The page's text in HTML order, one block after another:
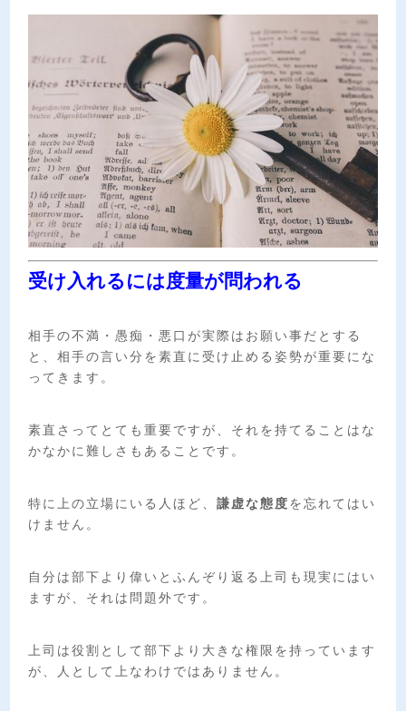
受け入れるには度量が問われる
相手の不満・愚痴・悪口が実際はお願い事だとする
と、相手の言い分を素直に受け止める姿勢が重要にな
ってきます。
素直さってとても重要ですが、それを持てることはな
かなかに難しさもあることです。
特に上の立場にいる人ほど、謙虚な態度 を忘れてはい
けません。
自分は部下より偉いとふんぞり返る上司も現実にはい
ますが、それは問題外です。
上司は役割として部下より大きな権限を持っています
が、人として上なわけではありません。